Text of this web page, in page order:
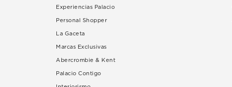
Experiencias Palacio
Personal Shopper
La Gaceta
Marcas Exclusivas
Abercrombie & Kent
Palacio Contigo